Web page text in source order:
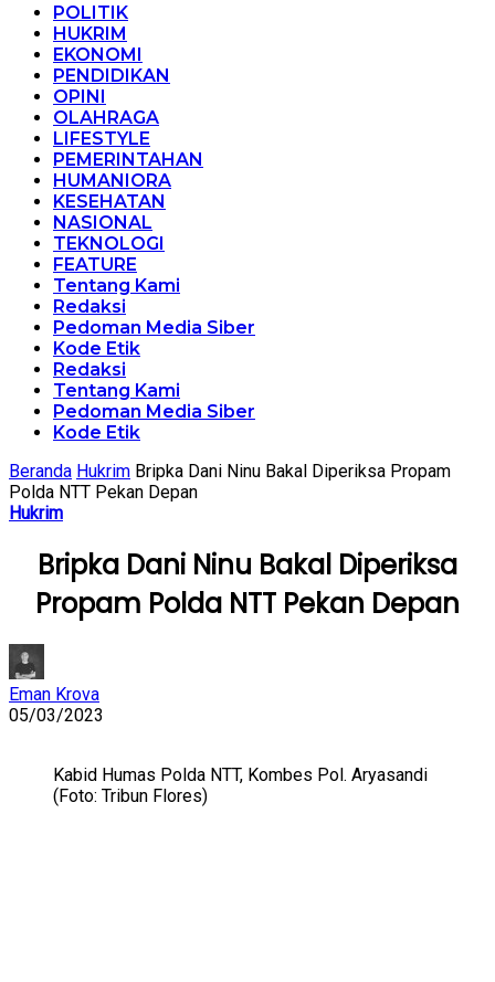
POLITIK
HUKRIM
EKONOMI
PENDIDIKAN
OPINI
OLAHRAGA
LIFESTYLE
PEMERINTAHAN
HUMANIORA
KESEHATAN
NASIONAL
TEKNOLOGI
FEATURE
Tentang Kami
Redaksi
Pedoman Media Siber
Kode Etik
Redaksi
Tentang Kami
Pedoman Media Siber
Kode Etik
Beranda Hukrim Bripka Dani Ninu Bakal Diperiksa Propam
Polda NTT Pekan Depan
Hukrim
Bripka Dani Ninu Bakal Diperiksa
Propam Polda NTT Pekan Depan
Eman Krova
05/03/2023
Kabid Humas Polda NTT, Kombes Pol. Aryasandi
(Foto: Tribun Flores)